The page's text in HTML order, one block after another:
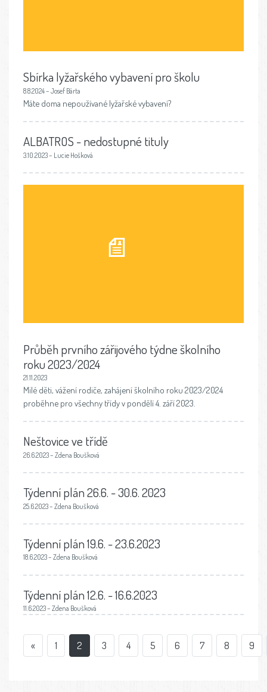
Sbírka lyžařského vybavení pro školu
8.8.2024 – Josef Bárta
Máte doma nepoužívané lyžařské vybavení?
ALBATROS - nedostupné tituly
3.10.2023 – Lucie Hošková
Průběh prvního zářijového týdne školního
roku 2023/2024
21.11.2023
Milé děti, vážení rodiče, zahájení školního roku 2023/2024
proběhne pro všechny třídy v pondělí 4. září 2023.
Neštovice ve třídě
26.6.2023 – Zdena Boušková
Týdenní plán 26.6. - 30.6. 2023
25.6.2023 – Zdena Boušková
Týdenní plán 19.6. - 23.6.2023
18.6.2023 – Zdena Boušková
Týdenní plán 12.6. - 16.6.2023
11.6.2023 – Zdena Boušková
« 1 2 3 4 5 6 7 8 9